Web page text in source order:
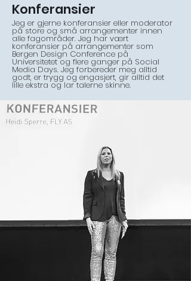
Konferansier
Jeg er gjerne konferansier eller moderator
på store og små arrangementer innen
alle fagområder. Jeg har vært
konferansier på arrangementer som
Bergen Design Conference på
Universitetet og flere ganger på Social
Media Days. Jeg forbereder meg alltid
godt, er trygg og engasjert, gir alltid det
lille ekstra og lar talerne skinne.